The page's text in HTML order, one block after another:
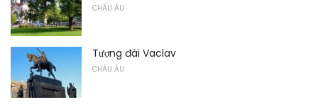
CHÂU ÂU
Tượng đài Vaclav
CHÂU ÂU